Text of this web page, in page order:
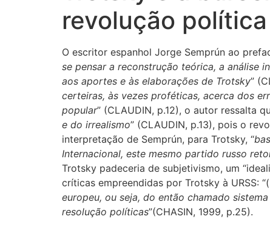
revolução política
O escritor espanhol Jorge Semprún ao
se pensar a reconstrução teórica, a análise
aos aportes e às elaborações de Trotsky”
certeiras, às vezes proféticas, acerca dos
popular” (CLAUDIN, p.12), o autor ressalta
e do irrealismo” (CLAUDIN, p.13), pois o
interpretação de Semprún, para Trotsky, “
Internacional, este mesmo partido russo
Trotsky padeceria de subjetivismo, um
críticas empreendidas por Trotsky à URSS:
europeu, ou seja, do então chamado
resolução políticas”(CHASIN, 1999, p.25).